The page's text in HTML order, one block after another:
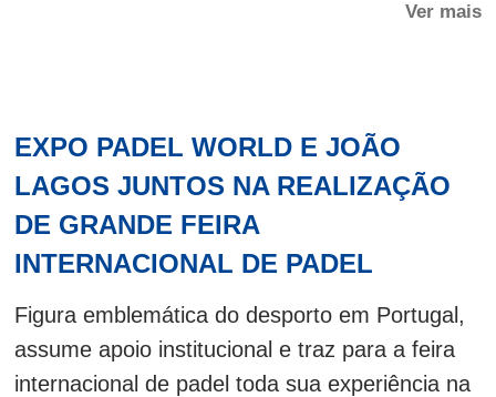
Ver mais
EXPO PADEL WORLD E JOÃO
LAGOS JUNTOS NA REALIZAÇÃO
DE GRANDE FEIRA
INTERNACIONAL DE PADEL
Figura emblemática do desporto em Portugal,
assume apoio institucional e traz para a feira
internacional de padel toda sua experiência na